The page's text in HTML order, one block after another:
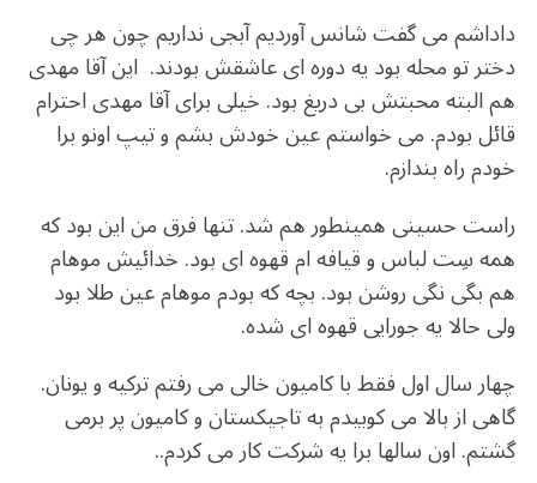
داداشم می گفت شانس آوردیم آبجی نداریم چون هر چی
دختر تو محله بود یه دوره ای عاشقش بودند. این آقا مهدی
هم البته محبتش بی دریغ بود. خیلی برای آقا مهدی احترام
قائل بودم. می خواستم عین خودش بشم و تیپ اونو برا
خودم راه بندازم.
راست حسینی همینطور هم شد. تنها فرق من این بود که
همه سِت لباس و قیافه ام قهوه ای بود. خدائیش موهام
هم بگی نگی روشن بود. بچه که بودم موهام عین طلا بود
ولی حالا یه جورایی قهوه ای شده.
چهار سال اول فقط با کامیون خالی می رفتم ترکیه و یونان.
گاهی از بالا می کوبیدم به تاجیکستان و کامیون پر برمی
گشتم. اون سالها برا یه شرکت کار می کردم..